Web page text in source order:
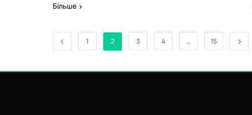
Більше
1 2 3 4 … 15